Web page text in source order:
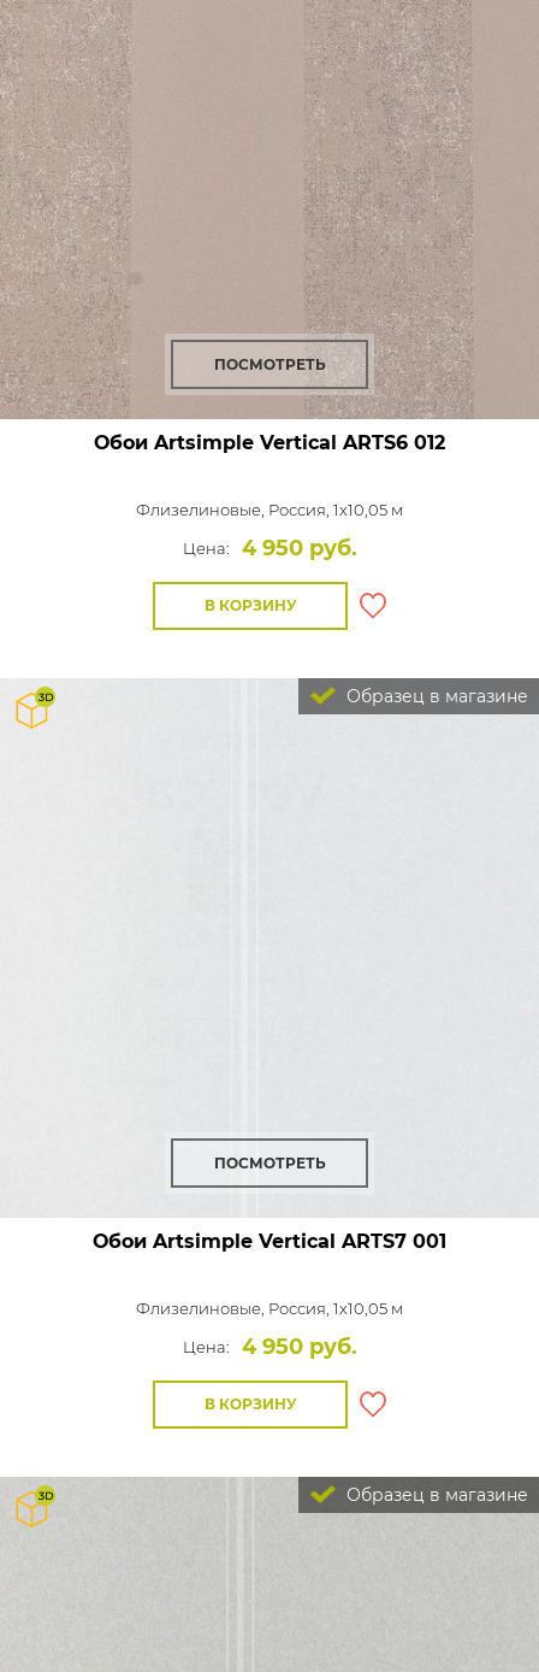
ПОСМОТРЕТЬ
Обои Artsimple Vertical ARTS6 012
Флизелиновые, Россия, 1x10,05 м
Цена:
4 950 руб.
В КОРЗИНУ
Образец в магазине
ПОСМОТРЕТЬ
Обои Artsimple Vertical ARTS7 001
Флизелиновые, Россия, 1x10,05 м
Цена:
4 950 руб.
В КОРЗИНУ
Образец в магазине